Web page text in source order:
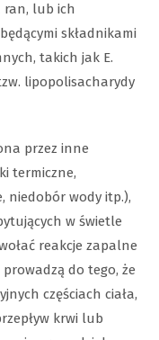
ran, lub ich
składnikami
takich jak E.
lipopolisacharydy
przez inne
termiczne,
niedobór wody itp.),
w świetle
reakcje zapalne
do tego, że
częściach ciała,
krwi lub